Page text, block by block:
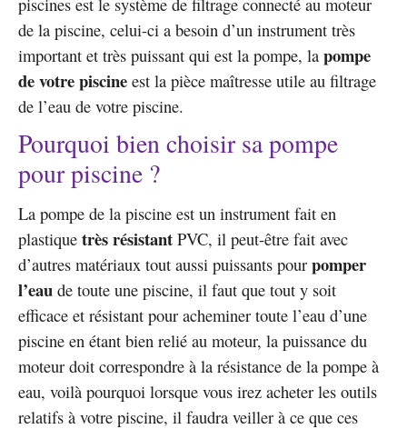
de la piscine, celui-ci a besoin d’un instrument très
important et très puissant qui est la pompe, la pompe
de votre piscine est la pièce maîtresse utile au filtrage
de l’eau de votre piscine.
Pourquoi bien choisir sa pompe
pour piscine ?
La pompe de la piscine est un instrument fait en
plastique très résistant PVC, il peut-être fait avec
d’autres matériaux tout aussi puissants pour pomper
l’eau de toute une piscine, il faut que tout y soit
efficace et résistant pour acheminer toute l’eau d’une
piscine en étant bien relié au moteur, la puissance du
moteur doit correspondre à la résistance de la pompe à
eau, voilà pourquoi lorsque vous irez acheter les outils
relatifs à votre piscine, il faudra veiller à ce que ces